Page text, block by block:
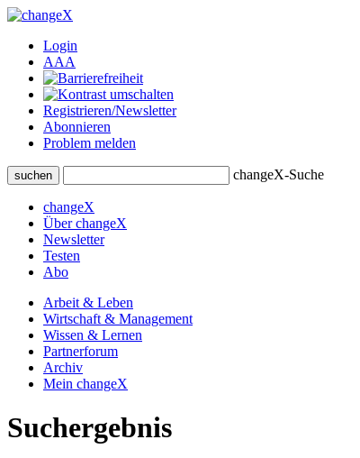
Login
AAA
Registrieren/Newsletter
Abonnieren
Problem melden
suchen changeX-Suche
changeX
Über changeX
Newsletter
Testen
Abo
Arbeit & Leben
Wirtschaft & Management
Wissen & Lernen
Partnerforum
Archiv
Mein changeX
Suchergebnis